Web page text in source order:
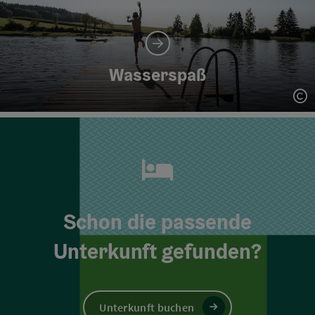
Wasserspaß
Schon die passende
Unterkunft gefunden?
Unterkunft buchen